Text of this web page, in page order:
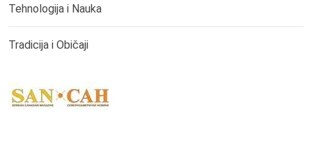
Tehnologija i Nauka
Tradicija i Običaji